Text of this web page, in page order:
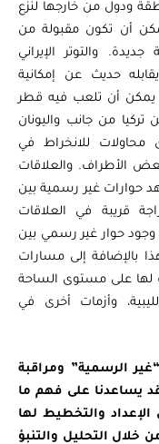
ودول من خارجها لنزع
أن تكون مقبولة من
والتوتر الإيراني
حديث عن إمكانية
يمكن أن تلعب فيه قطر
من جانب واليونان
للانخراط في
الأطراف. والعلاقات
حوارات غير رسمية بين
قريبة في العلاقات
حوار غير رسمي بين
بالإضافة إلى مسارات
على مستوى الساحة
وأزمات أخرى في
الرسمية” ومراقبة
يساعدنا على فهم ما
والتخطيط لها
التحليل والتنبؤ